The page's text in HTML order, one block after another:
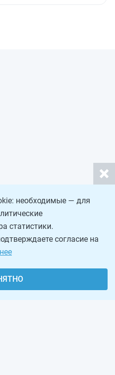
необходимые — для
статистики.
согласие на